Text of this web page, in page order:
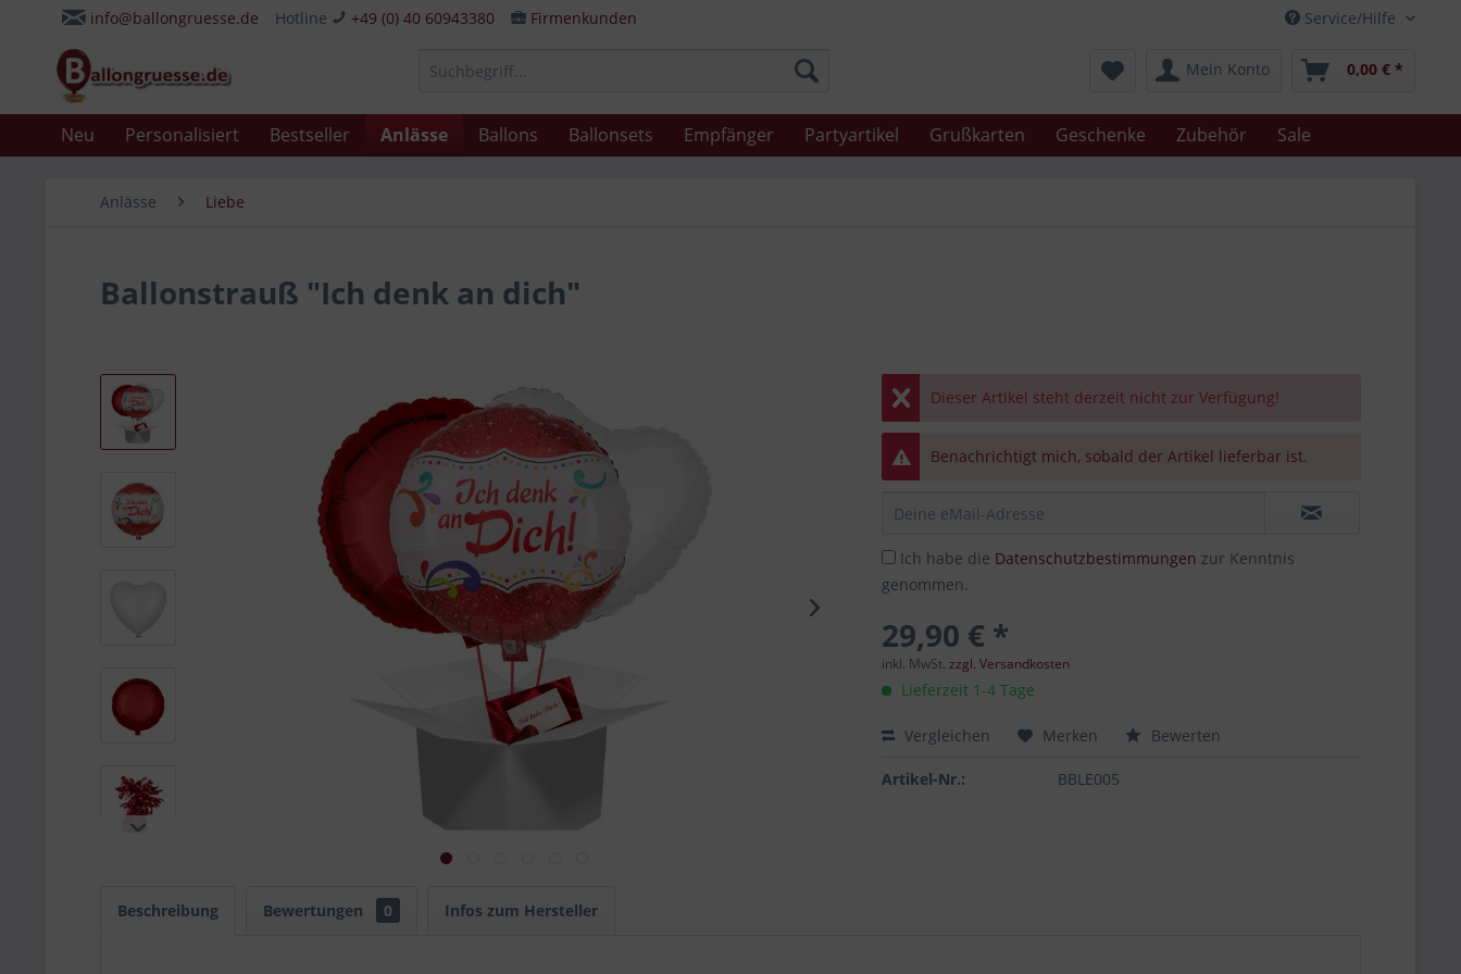
Service/Hilfe
info@ballongruesse.de Hotline +49 (0) 40 60943380 Firmenkunden
Mein Konto 0,00 € *
Neu Personalisiert Bestseller Anlässe Ballons Ballonsets Empfänger Partyartikel Grußkarten Geschenke Zubehör Sale
Anlässe Liebe
Ballonstrauß "Ich denk an dich"
Dieser Artikel steht derzeit nicht zur Verfügung!
Benachrichtigt mich, sobald der Artikel lieferbar ist.
Ich habe die Datenschutzbestimmungen zur Kenntnis
genommen.
29,90 € *
inkl. MwSt.zzgl. Versandkosten
Lieferzeit 1-4 Tage
Vergleichen Merken Bewerten
Artikel-Nr.: BBLE005
Beschreibung Bewertungen 0 Infos zum Hersteller